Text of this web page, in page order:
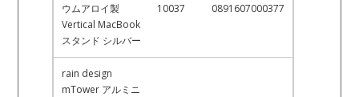
ウムアロイ製
Vertical MacBook
スタンド シルバー
10037 0891607000377
rain design
mTower アルミニ